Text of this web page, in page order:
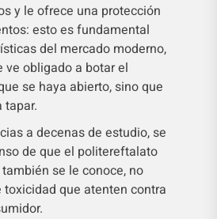
y le ofrece una protección
esto es fundamental
del mercado moderno,
ve obligado a botar el
se haya abierto, sino que
tapar.
a decenas de estudio, se
de que el politereftalato
se le conoce, no
toxicidad que atenten contra